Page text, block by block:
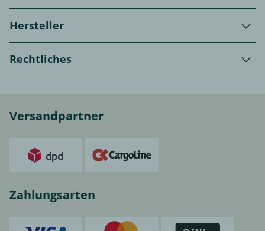
Hersteller
Rechtliches
Versandpartner
Zahlungsarten